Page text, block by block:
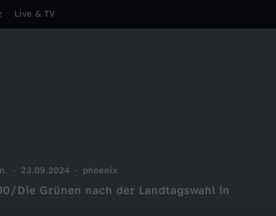
Live & TV
23.09.2024 phoenix
Die Grünen nach der Landtagswahl in